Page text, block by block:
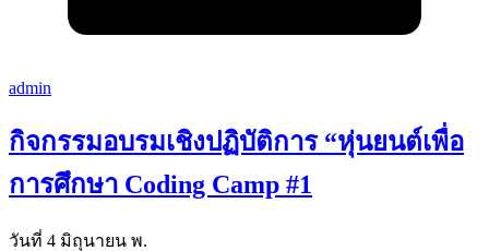
admin
กิจกรรมอบรมเชิงปฏิบัติการ “หุ่นยนต์เพื่อ
การศึกษา Coding Camp #1
วันที่ 4 มิถุนายน พ.